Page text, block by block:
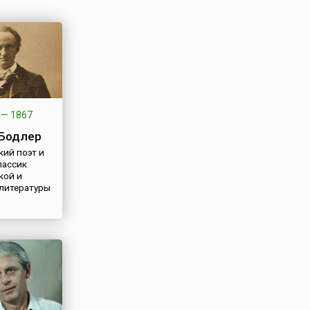
— 1867
поэт и
и